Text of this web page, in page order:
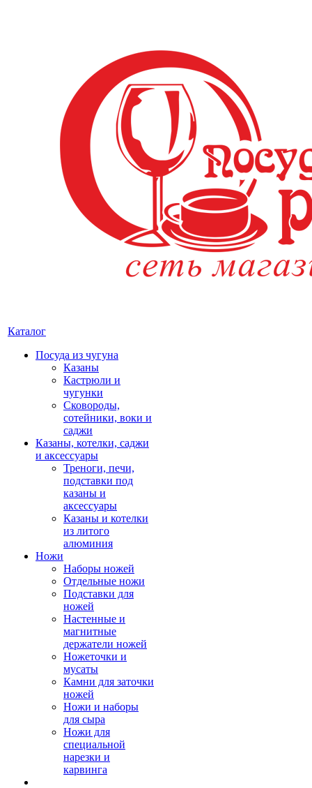
Каталог
Посуда из чугуна
Казаны
Кастрюли и
чугунки
Сковороды,
сотейники, воки и
саджи
Казаны, котелки, саджи
и аксессуары
Треноги, печи,
подставки под
казаны и
аксессуары
Казаны и котелки
из литого
алюминия
Ножи
Наборы ножей
Отдельные ножи
Подставки для
ножей
Настенные и
магнитные
держатели ножей
Ножеточки и
мусаты
Камни для заточки
ножей
Ножи и наборы
для сыра
Ножи для
специальной
нарезки и
карвинга